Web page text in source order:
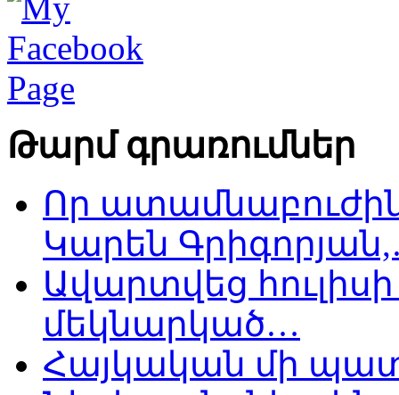
Թարմ գրառումներ
Որ
Կարեն
Ավարտվեց
մեկնարկած…
Հայկական մի